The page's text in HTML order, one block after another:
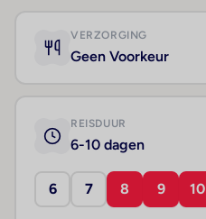
VERZORGING
Geen Voorkeur
REISDUUR
6-10 dagen
6 7 8 9 10